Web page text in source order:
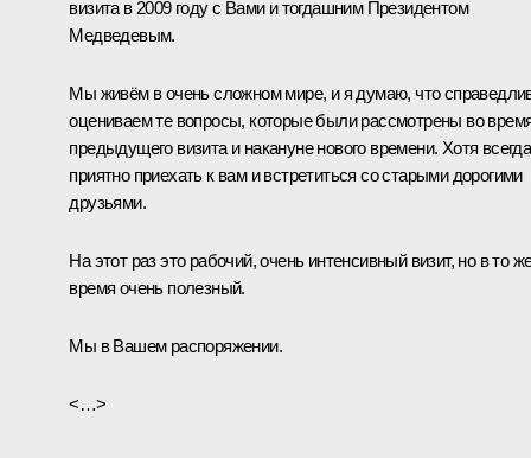
визита в 2009 году с Вами и тогдашним Президентом
Медведевым.
Мы живём в очень сложном мире, и я думаю, что
оцениваем те вопросы, которые были рассмотрены во
предыдущего визита и накануне нового времени. Хотя всегда
приятно приехать к вам и встретиться со старыми дорогими
друзьями.
На этот раз это рабочий, очень интенсивный визит, но в то
время очень полезный.
Мы в Вашем распоряжении.
<…>